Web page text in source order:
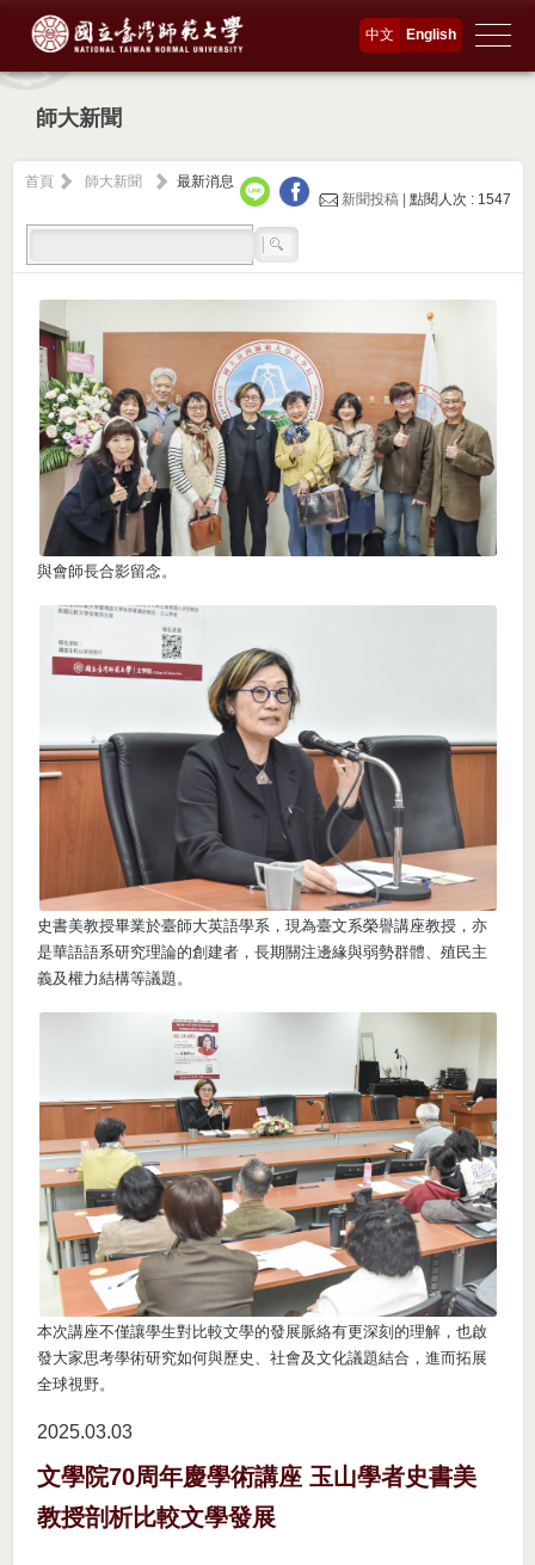
English
中文
師大新聞
首頁 師大新聞
最新消息
新聞投稿 |點閱人次 : 1547
與會師長合影留念。
史書美教授畢業於臺師大英語學系，現為臺文系榮譽講座教授，亦
是華語語系研究理論的創建者，長期關注邊緣與弱勢群體、殖民主
義及權力結構等議題。
本次講座不僅讓學生對比較文學的發展脈絡有更深刻的理解，也啟
發大家思考學術研究如何與歷史、社會及文化議題結合，進而拓展
全球視野。
2025.03 03
文學院70周年慶學術講座 玉山學者史書美
教授剖析比較文學發展